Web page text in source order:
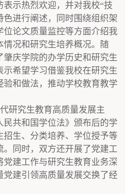
表示热烈欢迎，并对我校“技
色进行阐述，同时围绕组织架
位论文质量监控等方面介绍我
情况和研究生培养概况。随
肇庆学院的办学历史和研究生
示希望学习借鉴我校在研究生
验和做法，推动学校教育教学
研究生教育高质量发展主
民共和国学位法》颁布后的学
招生、分类培养、学位授予等
。同时，双方还开展了党建工
党建工作与研究生教育业务深
党建引领高质量发展交换了经